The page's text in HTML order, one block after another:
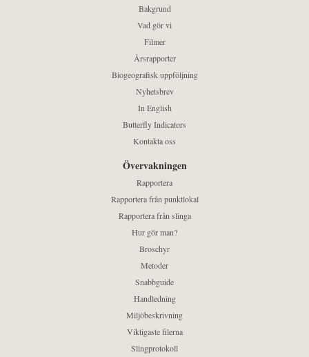
Bakgrund
Vad gör vi
Filmer
Årsrapporter
Biogeografisk uppföljning
Nyhetsbrev
In English
Butterfly Indicators
Kontakta oss
Övervakningen
Rapportera
Rapportera från punktlokal
Rapportera från slinga
Hur gör man?
Broschyr
Metoder
Snabbguide
Handledning
Miljöbeskrivning
Viktigaste filerna
Slingprotokoll